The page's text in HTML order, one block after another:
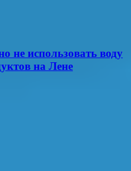
не использовать воду
на Лене